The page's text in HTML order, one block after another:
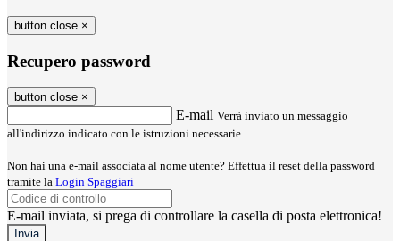
button close ×
Recupero password
button close ×
E-mail Verrà inviato un messaggio
all'indirizzo indicato con le istruzioni necessarie.
Non hai una e-mail associata al nome utente? Effettua il reset della password
tramite la Login Spaggiari
E-mail inviata, si prega di controllare la casella di posta elettronica!